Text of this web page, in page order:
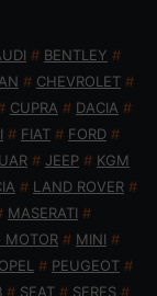
# BENTLEY #
# CHEVROLET #
CUPRA # DACIA #
# FIAT # FORD #
# JEEP # KGM
# LAND ROVER #
MASERATI #
MOTOR # MINI #
OPEL # PEUGEOT #
# SEAT # SERES #